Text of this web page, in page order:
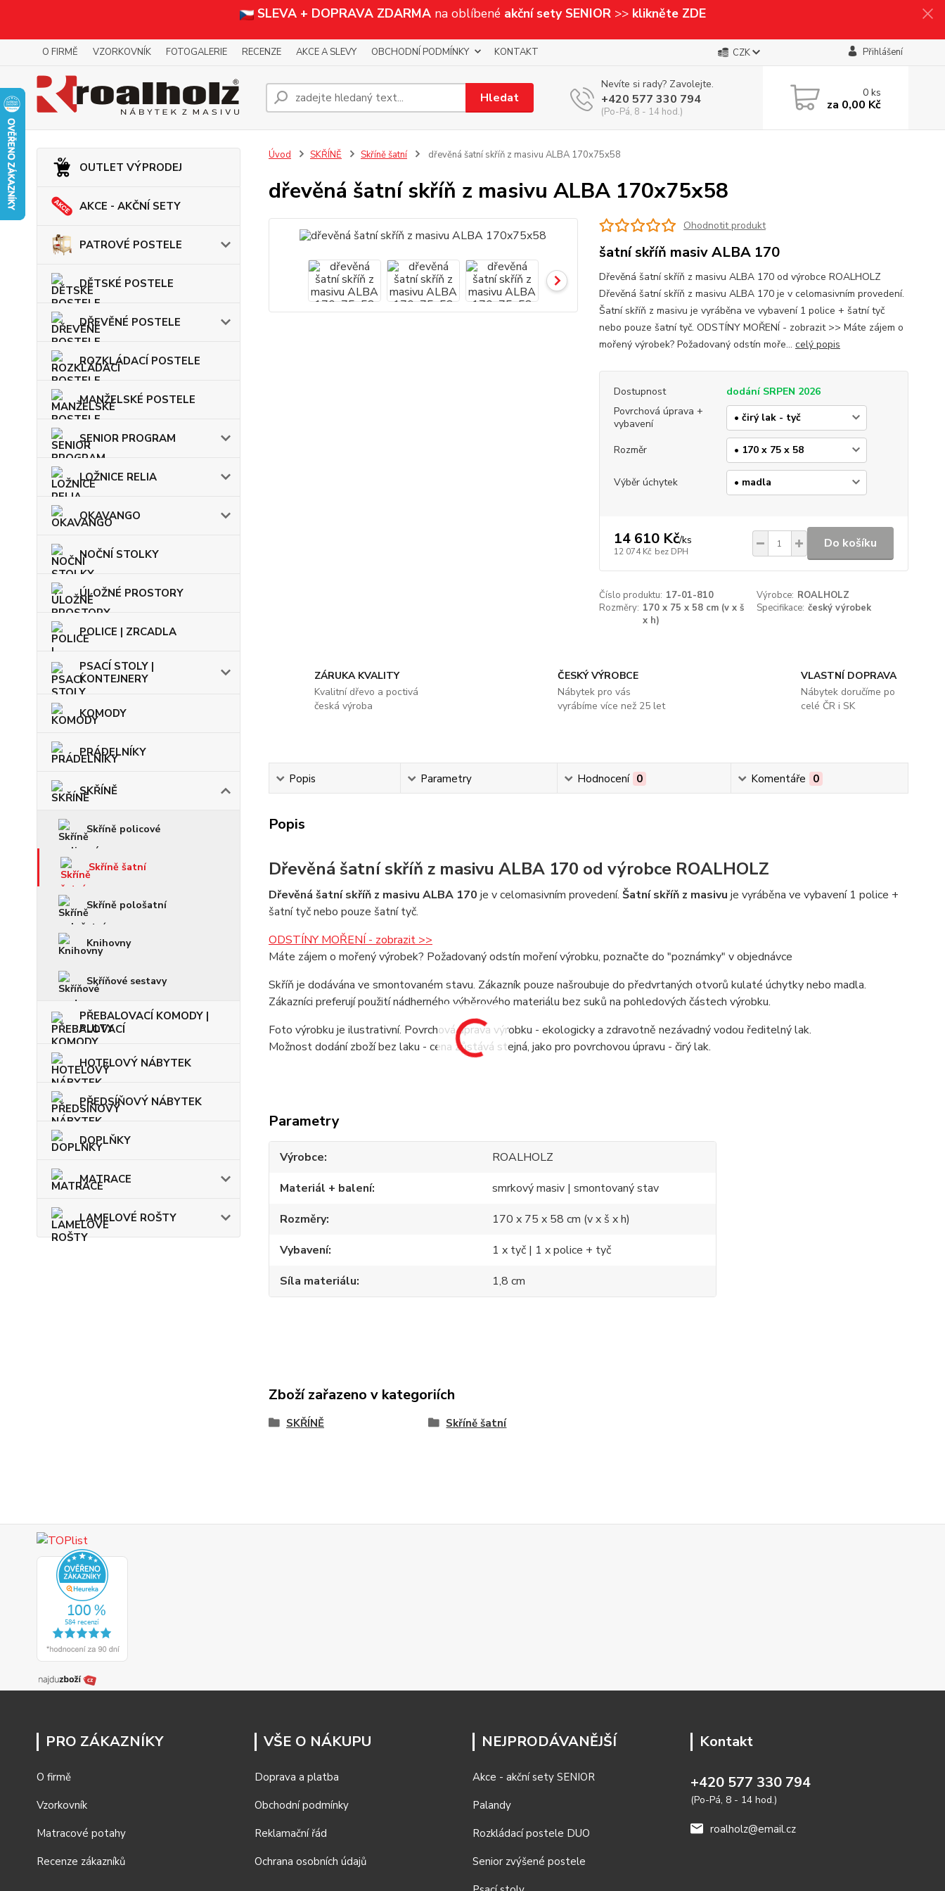
SLEVA + DOPRAVA ZDARMA na oblíbené akční sety SENIOR >>klikněte ZDE
O FIRMĚ VZORKOVNÍK FOTOGALERIE RECENZE AKCE A SLEVY OBCHODNÍ PODMÍNKY KONTAKT CZK Přihlášení
Hledat
Nevíte si rady? Zavolejte.
+420 577 330 794
(Po-Pá, 8 - 14 hod.)
0ks
za 0,00 Kč
OUTLET VÝPRODEJ
AKCE - AKČNÍ SETY
PATROVÉ POSTELE
DĚTSKÉ POSTELE
DŘEVĚNÉ POSTELE
ROZKLÁDACÍ POSTELE
MANŽELSKÉ POSTELE
SENIOR PROGRAM
LOŽNICE RELIA
OKAVANGO
NOČNÍ STOLKY
ÚLOŽNÉ PROSTORY
POLICE | ZRCADLA
PSACÍ STOLY |
KONTEJNERY
KOMODY
PRÁDELNÍKY
SKŘÍNĚ
Skříně policové
Skříně šatní
Skříně pološatní
Knihovny
Skříňové sestavy
PŘEBALOVACÍ KOMODY |
PULTY
HOTELOVÝ NÁBYTEK
PŘEDSÍŇOVÝ NÁBYTEK
DOPLŇKY
MATRACE
LAMELOVÉ ROŠTY
Úvod SKŘÍNĚ Skříně šatní dřevěná šatní skříň z masivu ALBA 170x75x58
dřevěná šatní skříň z masivu ALBA 170x75x58
Ohodnotit produkt
šatní skříň masiv ALBA 170
Dřevěná šatní skříň z masivu ALBA 170 od výrobce ROALHOLZ
Dřevěná šatní skříň z masivu ALBA 170 je v celomasivním provedení.
Šatní skříň z masivu je vyráběna ve vybavení 1 police + šatní tyč
nebo pouze šatní tyč. ODSTÍNY MOŘENÍ - zobrazit >> Máte zájem o
mořený výrobek? Požadovaný odstín moře... celý popis
Dostupnost
dodání SRPEN 2026
Povrchová úprava +
vybavení
Rozměr
Výběr úchytek
14 610 Kč/ks
12 074 Kč bez DPH
Do košíku
Číslo produktu: 17-01-810 Výrobce: ROALHOLZ
Rozměry: 170 x 75 x 58 cm (v x š
x h)
Specifikace: český výrobek
ZÁRUKA KVALITY
Kvalitní dřevo a poctivá
česká výroba
ČESKÝ VÝROBCE
Nábytek pro vás
vyrábíme více než 25 let
VLASTNÍ DOPRAVA
Nábytek doručíme po
celé ČR i SK
Popis Parametry Hodnocení 0 Komentáře 0
Popis
Dřevěná šatní skříň z masivu ALBA 170 od výrobce ROALHOLZ
Dřevěná šatní skříň z masivu ALBA 170 je v celomasivním provedení. Šatní skříň z masivu je vyráběna ve vybavení 1 police +
šatní tyč nebo pouze šatní tyč.
ODSTÍNY MOŘENÍ - zobrazit >>
Máte zájem o mořený výrobek? Požadovaný odstín moření výrobku, poznačte do "poznámky" v objednávce
Skříň je dodávána ve smontovaném stavu. Zákazník pouze našroubuje do předvrtaných otvorů kulaté úchytky nebo madla.
Zákazníci preferují použití nádherného výběrového materiálu bez suků na pohledových částech výrobku.
Foto výrobku je ilustrativní. Povrchová úprava výrobku - ekologicky a zdravotně nezávadný vodou ředitelný lak.
Možnost dodání zboží bez laku - cena zůstává stejná, jako pro povrchovou úpravu - čirý lak.
Parametry
Výrobce
ROALHOLZ
Materiál + balení
smrkový masiv | smontovaný stav
Rozměry
170 x 75 x 58 cm (v x š x h)
Vybavení
1 x tyč | 1 x police + tyč
Síla materiálu
1,8 cm
Zboží zařazeno v kategoriích
SKŘÍNĚ Skříně šatní
PRO ZÁKAZNÍKY
O firmě
Vzorkovník
Matracové potahy
Recenze zákazníků
VŠE O NÁKUPU
Doprava a platba
Obchodní podmínky
Reklamační řád
Ochrana osobních údajů
NEJPRODÁVANĚJŠÍ
Akce - akční sety SENIOR
Palandy
Rozkládací postele DUO
Senior zvýšené postele
Kontakt
+420 577 330 794
(Po-Pá, 8 - 14 hod.)
roalholz@email.cz